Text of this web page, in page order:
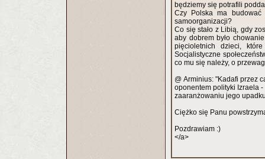
będziemy się potrafili
Czy Polska ma budować
samoorganizacji?
Co się stało z Libią, gdy
aby dobrem było
pięcioletnich dzieci,
Socjalistyczne
co mu się należy, o
@ Arminius: "Kadafi przez
oponentem polityki Izraela
zaaranżowaniu jego
Ciężko się Panu
Pozdrawiam :)
</a>